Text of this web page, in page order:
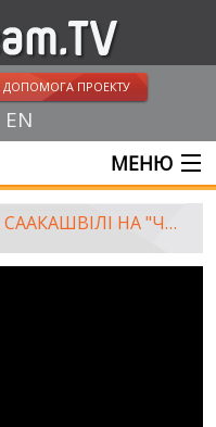
ДОПОМОГА ПРОЕКТУ
EN
МЕНЮ
ВИСТУП МІХЕЇЛА СААКАШВІЛІ НА "ЧОРНОМОРСЬКОМУ ЕКОНОМІЧНОМУ ФОРУМІ"